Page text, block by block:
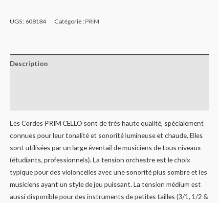
UGS : 608184 Catégorie :PRIM
Description
Les Cordes PRIM CELLO sont de très haute qualité, spécialement
connues pour leur tonalité et sonorité lumineuse et chaude. Elles
sont utilisées par un large éventail de musiciens de tous niveaux
(étudiants, professionnels). La tension orchestre est le choix
typique pour des violoncelles avec une sonorité plus sombre et les
musiciens ayant un style de jeu puissant. La tension médium est
aussi disponible pour des instruments de petites tailles (3/1, 1/2 &